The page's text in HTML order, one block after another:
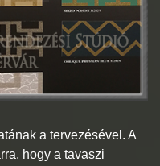
a tervezésével. A
hogy a tavaszi